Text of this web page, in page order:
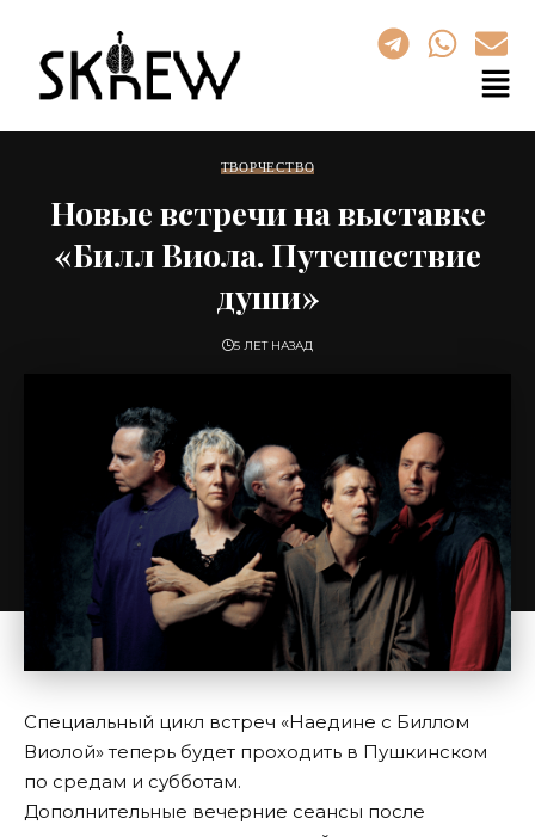
ТВОРЧЕСТВО
Новые встречи на выставке
«Билл Виола. Путешествие
души»
5 ЛЕТ НАЗАД
Специальный цикл встреч «Наедине с Биллом
Виолой» теперь будет проходить в Пушкинском
по средам и субботам.
Дополнительные вечерние сеансы после